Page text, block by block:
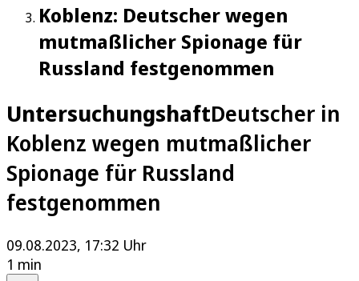
Koblenz: Deutscher wegen
mutmaßlicher Spionage für
Russland festgenommen
UntersuchungshaftDeutscher in
Koblenz wegen mutmaßlicher
Spionage für Russland
festgenommen
09.08.2023, 17:32 Uhr
1 min